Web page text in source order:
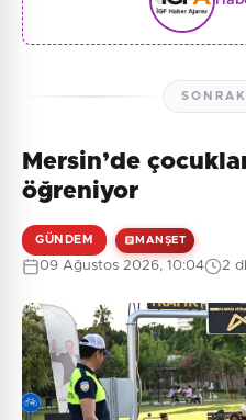
Mersin’de
öğreniyor
GÜNDEM MANŞET
09 Ağustos 2026, 10:04 2